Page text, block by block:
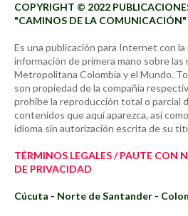
COPYRIGHT © 2022
"CAMINOS DE LA COMUNICACIÓN"
Es una publicación para Internet con la
información de primera mano sobre
Metropolitana Colombia y el Mundo.
son propiedad de la compañía
prohíbe la reproducción total o parcial
contenidos que aquí aparezca, así
idioma sin autorización escrita de su
TÉRMINOS LEGALES / PAUTE CON
DE PRIVACIDAD
Cúcuta - Norte de Santander -